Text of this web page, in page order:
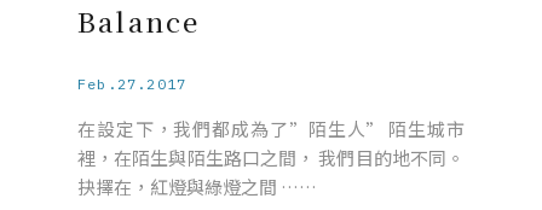
Balance
Feb.27.2017
在設定下，我們都成為了”陌生人” 陌生城市
裡，在陌生與陌生路口之間， 我們目的地不同。
抉擇在，紅燈與綠燈之間 ……